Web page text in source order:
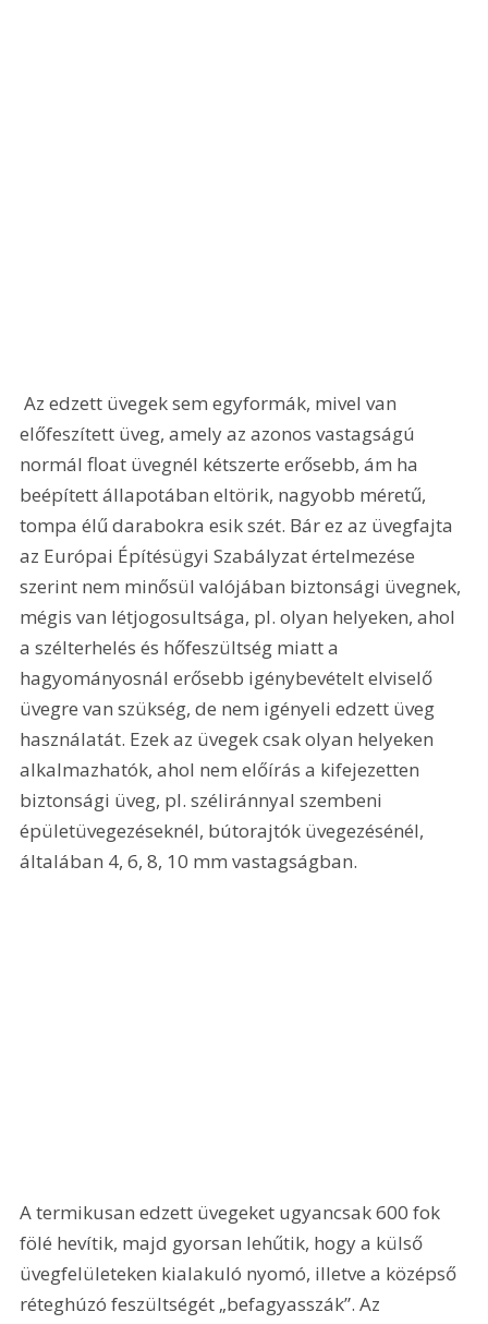
Az edzett üvegek sem egyformák, mivel van
előfeszített üveg, amely az azonos vastagságú
normál float üvegnél kétszerte erősebb, ám ha
beépített állapotában eltörik, nagyobb méretű,
tompa élű darabokra esik szét. Bár ez az üvegfajta
az Európai Építésügyi Szabályzat értelmezése
szerint nem minősül valójában biztonsági üvegnek,
mégis van létjogosultsága, pl. olyan helyeken, ahol
a szélterhelés és hőfeszültség miatt a
hagyományosnál erősebb igénybevételt elviselő
üvegre van szükség, de nem igényeli edzett üveg
használatát. Ezek az üvegek csak olyan helyeken
alkalmazhatók, ahol nem előírás a kifejezetten
biztonsági üveg, pl. széliránnyal szembeni
épületüvegezéseknél, bútorajtók üvegezésénél,
általában 4, 6, 8, 10 mm vastagságban.
A termikusan edzett üvegeket ugyancsak 600 fok
fölé hevítik, majd gyorsan lehűtik, hogy a külső
üvegfelületeken kialakuló nyomó, illetve a középső
réteghúzó feszültségét „befagyasszák”. Az